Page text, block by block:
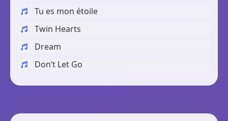
Tu es mon étoile
Twin Hearts
Dream
Don’t Let Go